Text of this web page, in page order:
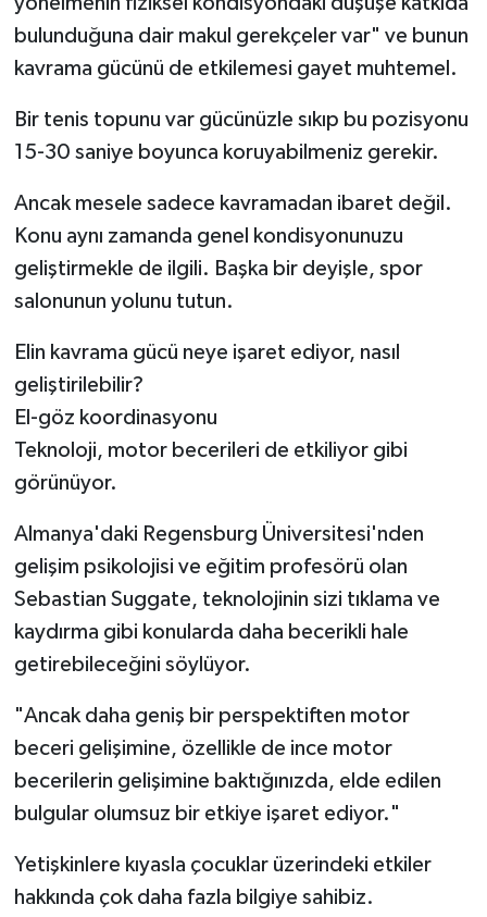
bulunduğuna dair makul gerekçeler var" ve bunun
kavrama gücünü de etkilemesi gayet muhtemel.
Bir tenis topunu var gücünüzle sıkıp bu pozisyonu
15-30 saniye boyunca koruyabilmeniz gerekir.
Ancak mesele sadece kavramadan ibaret değil.
Konu aynı zamanda genel kondisyonunuzu
geliştirmekle de ilgili. Başka bir deyişle, spor
salonunun yolunu tutun.
Elin kavrama gücü neye işaret ediyor, nasıl
geliştirilebilir?
El-göz koordinasyonu
Teknoloji, motor becerileri de etkiliyor gibi
görünüyor.
Almanya'daki Regensburg Üniversitesi'nden
gelişim psikolojisi ve eğitim profesörü olan
Sebastian Suggate, teknolojinin sizi tıklama ve
kaydırma gibi konularda daha becerikli hale
getirebileceğini söylüyor.
"Ancak daha geniş bir perspektiften motor
beceri gelişimine, özellikle de ince motor
becerilerin gelişimine baktığınızda, elde edilen
bulgular olumsuz bir etkiye işaret ediyor."
Yetişkinlere kıyasla çocuklar üzerindeki etkiler
hakkında çok daha fazla bilgiye sahibiz.